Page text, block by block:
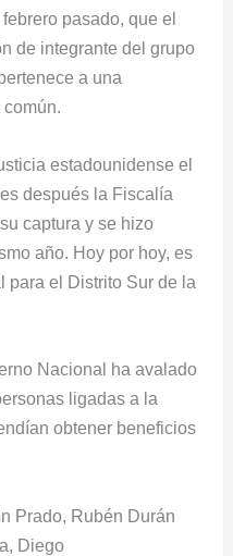
pasado, que el
de integrante del grupo
a una
estadounidense el
después la Fiscalía
captura y se hizo
año. Hoy por hoy, es
para el Distrito Sur de la
Nacional ha avalado
ligadas a la
obtener beneficios
Prado, Rubén Durán
Diego